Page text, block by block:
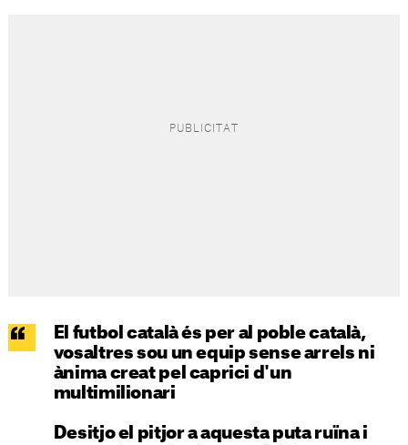
El futbol català és per al poble català,
vosaltres sou un equip sense arrels ni
ànima creat pel caprici d'un
multimilionari
Desitjo el pitjor a aquesta puta ruïna i